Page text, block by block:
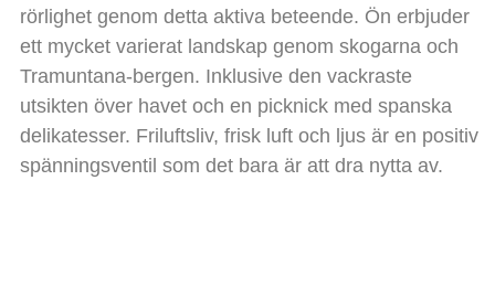
rörlighet genom detta aktiva beteende. Ön erbjuder
ett mycket varierat landskap genom skogarna och
Tramuntana-bergen. Inklusive den vackraste
utsikten över havet och en picknick med spanska
delikatesser. Friluftsliv, frisk luft och ljus är en positiv
spänningsventil som det bara är att dra nytta av.